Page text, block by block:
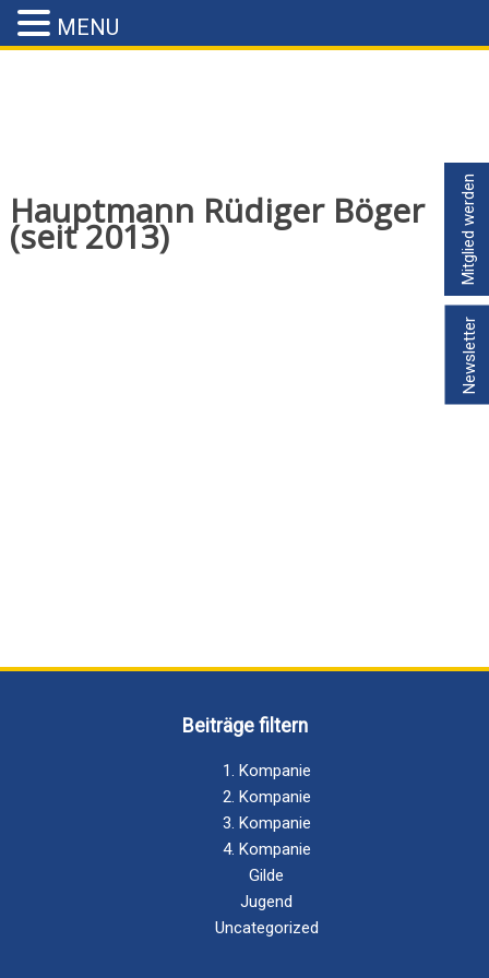
Mitglied werden
Newsletter
Hauptmann Rüdiger Böger
(seit 2013)
Beiträge filtern
1. Kompanie
2. Kompanie
3. Kompanie
4. Kompanie
Gilde
Jugend
Uncategorized
MENU